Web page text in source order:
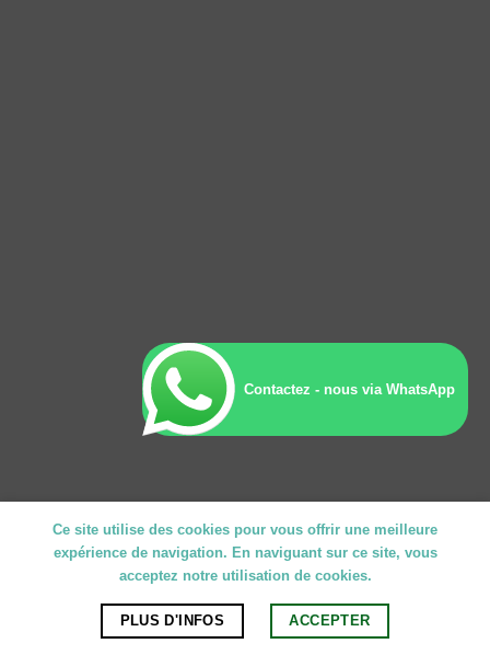
Ce site utilise des cookies pour vous offrir une meilleure
expérience de navigation. En naviguant sur ce site, vous
acceptez notre utilisation de cookies.
PLUS D'INFOS ACCEPTER
Contactez - nous via WhatsApp